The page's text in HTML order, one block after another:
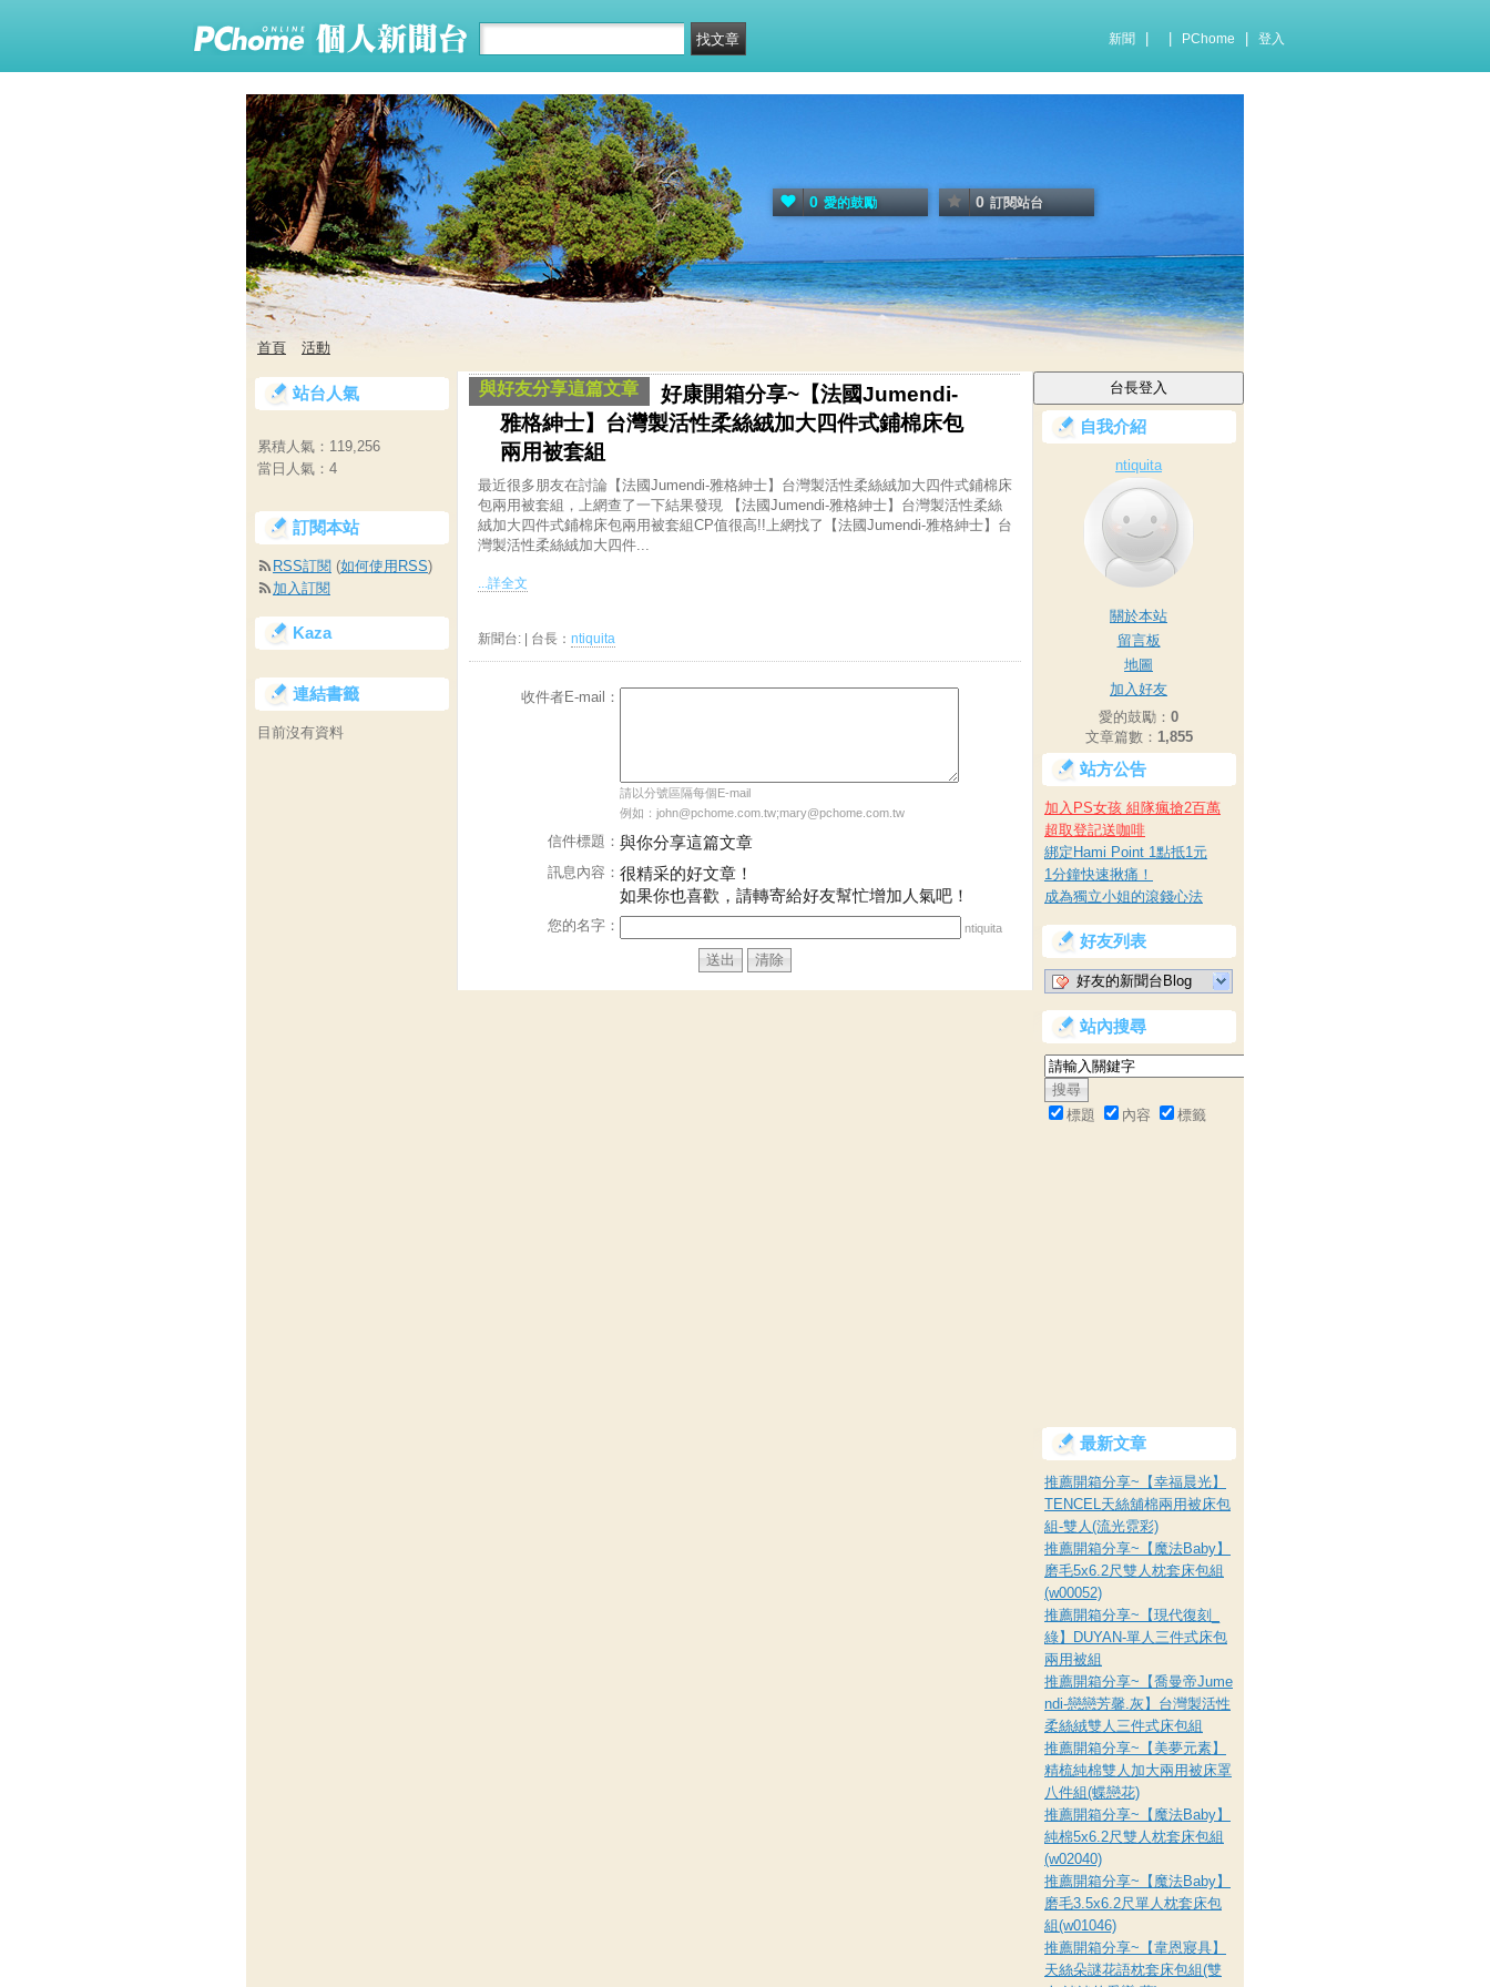
新聞 PChome 登入
0 愛的鼓勵 0 訂閱站台
首頁 活動
與好友分享這篇文章
好康開箱分享~【法國Jumendi-
雅格紳士】台灣製活性柔絲絨加大四件式鋪棉床包
兩用被套組
最近很多朋友在討論【法國Jumendi-雅格紳士】台灣製活性柔絲絨加大四件式鋪棉床
包兩用被套組，上網查了一下結果發現 【法國Jumendi-雅格紳士】台灣製活性柔絲
絨加大四件式鋪棉床包兩用被套組CP值很高!!上網找了【法國Jumendi-雅格紳士】台
灣製活性柔絲絨加大四件...
...詳全文
新聞台: | 台長： ntiquita
收件者E-mail：
請以分號區隔每個E-mail
例如：john@pchome.com.tw;mary@pchome.com.tw
信件標題： 與你分享這篇文章
訊息內容： 很精采的好文章！
如果你也喜歡，請轉寄給好友幫忙增加人氣吧！
您的名字： ntiquita
自我介紹
ntiquita
關於本站
留言板
地圖
加入好友
愛的鼓勵： 0
文章篇數： 1,855
站方公告
加入PS女孩 組隊瘋搶2百萬
超取登記送咖啡
綁定Hami Point 1點抵1元
1分鐘快速揪痛！
成為獨立小姐的滾錢心法
好友列表
好友的新聞台Blog
站內搜尋
標題 內容 標籤
最新文章
推薦開箱分享~【幸福晨光】
TENCEL天絲舖棉兩用被床包
組-雙人(流光霓彩)
推薦開箱分享~【魔法Baby】
磨毛5x6.2尺雙人枕套床包組
(w00052)
推薦開箱分享~【現代復刻_
綠】DUYAN-單人三件式床包
兩用被組
推薦開箱分享~【喬曼帝Jume
ndi-戀戀芳馨.灰】台灣製活性
柔絲絨雙人三件式床包組
推薦開箱分享~【美夢元素】
精梳純棉雙人加大兩用被床罩
八件組(蝶戀花)
推薦開箱分享~【魔法Baby】
純棉5x6.2尺雙人枕套床包組
(w02040)
推薦開箱分享~【魔法Baby】
磨毛3.5x6.2尺單人枕套床包
組(w01046)
推薦開箱分享~【韋恩寢具】
天絲朵謎花語枕套床包組(雙
站台人氣
累積人氣： 119,256
當日人氣： 4
訂閱本站
RSS訂閱 (如何使用RSS)
加入訂閱
Kaza
連結書籤
目前沒有資料